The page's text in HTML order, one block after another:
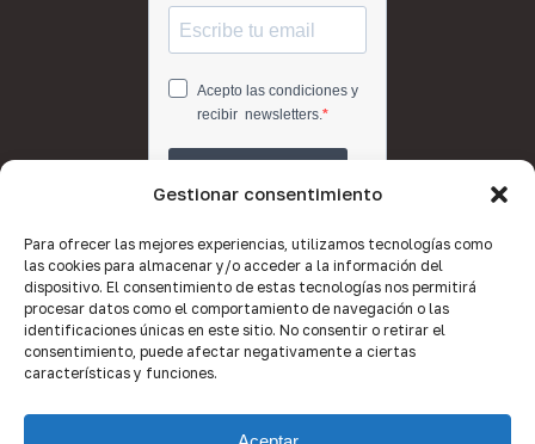
Gestionar consentimiento
Para ofrecer las mejores experiencias, utilizamos tecnologías como
las cookies para almacenar y/o acceder a la información del
dispositivo. El consentimiento de estas tecnologías nos permitirá
procesar datos como el comportamiento de navegación o las
identificaciones únicas en este sitio. No consentir o retirar el
consentimiento, puede afectar negativamente a ciertas
características y funciones.